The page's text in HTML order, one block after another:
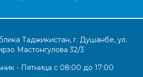
Таджикистан, г. Душанбе, ул.
Мастонгулова 32/3
- Пятница с 08:00 до 17:00